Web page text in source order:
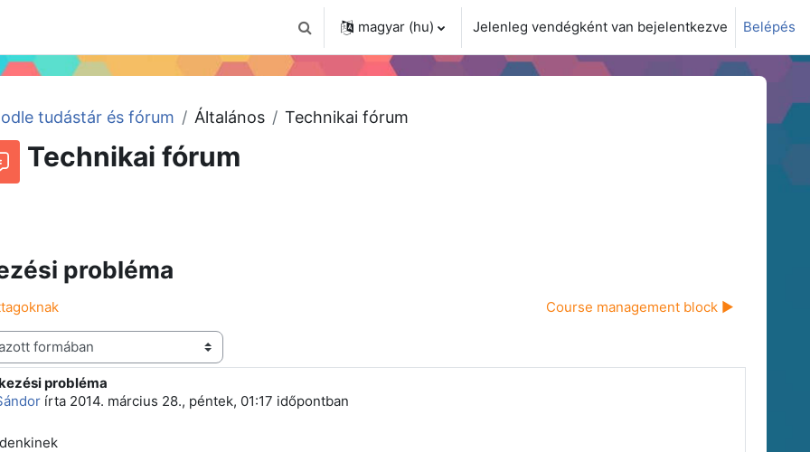
Keresési bemeneti adatok váltása
magyar ‎(hu)‎ Jelenleg vendégként van bejelentkezve Belépés
tudástár és fórum Általános Technikai fórum
Technikai fórum
probléma
Course management block ▶︎
probléma
írta 2014. március 28., péntek, 01:17 időpontban
szám: 0